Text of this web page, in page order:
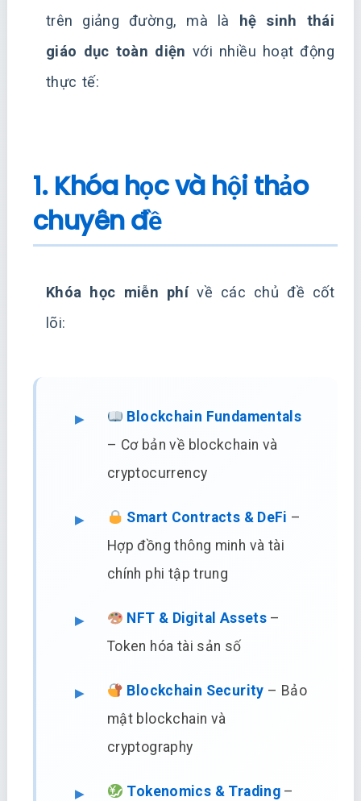
trên giảng đường, mà là
hệ sinh thái
giáo dục toàn diện với nhiều hoạt động
thực tế:
1. Khóa học và hội thảo
chuyên đề
Khóa học miễn phívề các chủ đề cốt
lõi:
Blockchain Fundamentals
– Cơ bản về blockchain và
cryptocurrency
Smart Contracts & DeFi –
Hợp đồng thông minh và tài
chính phi tập trung
NFT & Digital Assets –
Token hóa tài sản số
Blockchain Security – Bảo
mật blockchain và
cryptography
Tokenomics & Trading –